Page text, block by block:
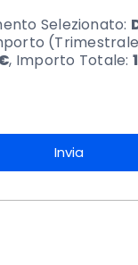
Selezionato:
, Importo Totale:
Invia